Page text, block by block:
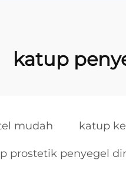
katup
mudah katup
prostetik penyegel